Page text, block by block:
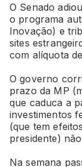
O Senado
o programa
Inovação) e
sites
com alíquota
O governo
prazo da MP
que caduca a
investimentos
(que tem
presidente)
Na semana